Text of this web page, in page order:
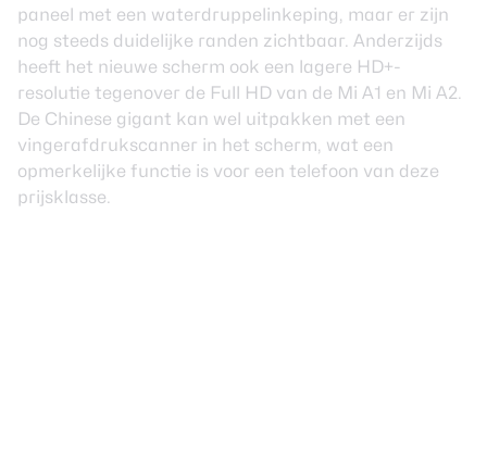
paneel met een waterdruppelinkeping, maar er zijn
nog steeds duidelijke randen zichtbaar. Anderzijds
heeft het nieuwe scherm ook een lagere HD+-
resolutie tegenover de Full HD van de Mi A1 en Mi A2.
De Chinese gigant kan wel uitpakken met een
vingerafdrukscanner in het scherm, wat een
opmerkelijke functie is voor een telefoon van deze
prijsklasse.